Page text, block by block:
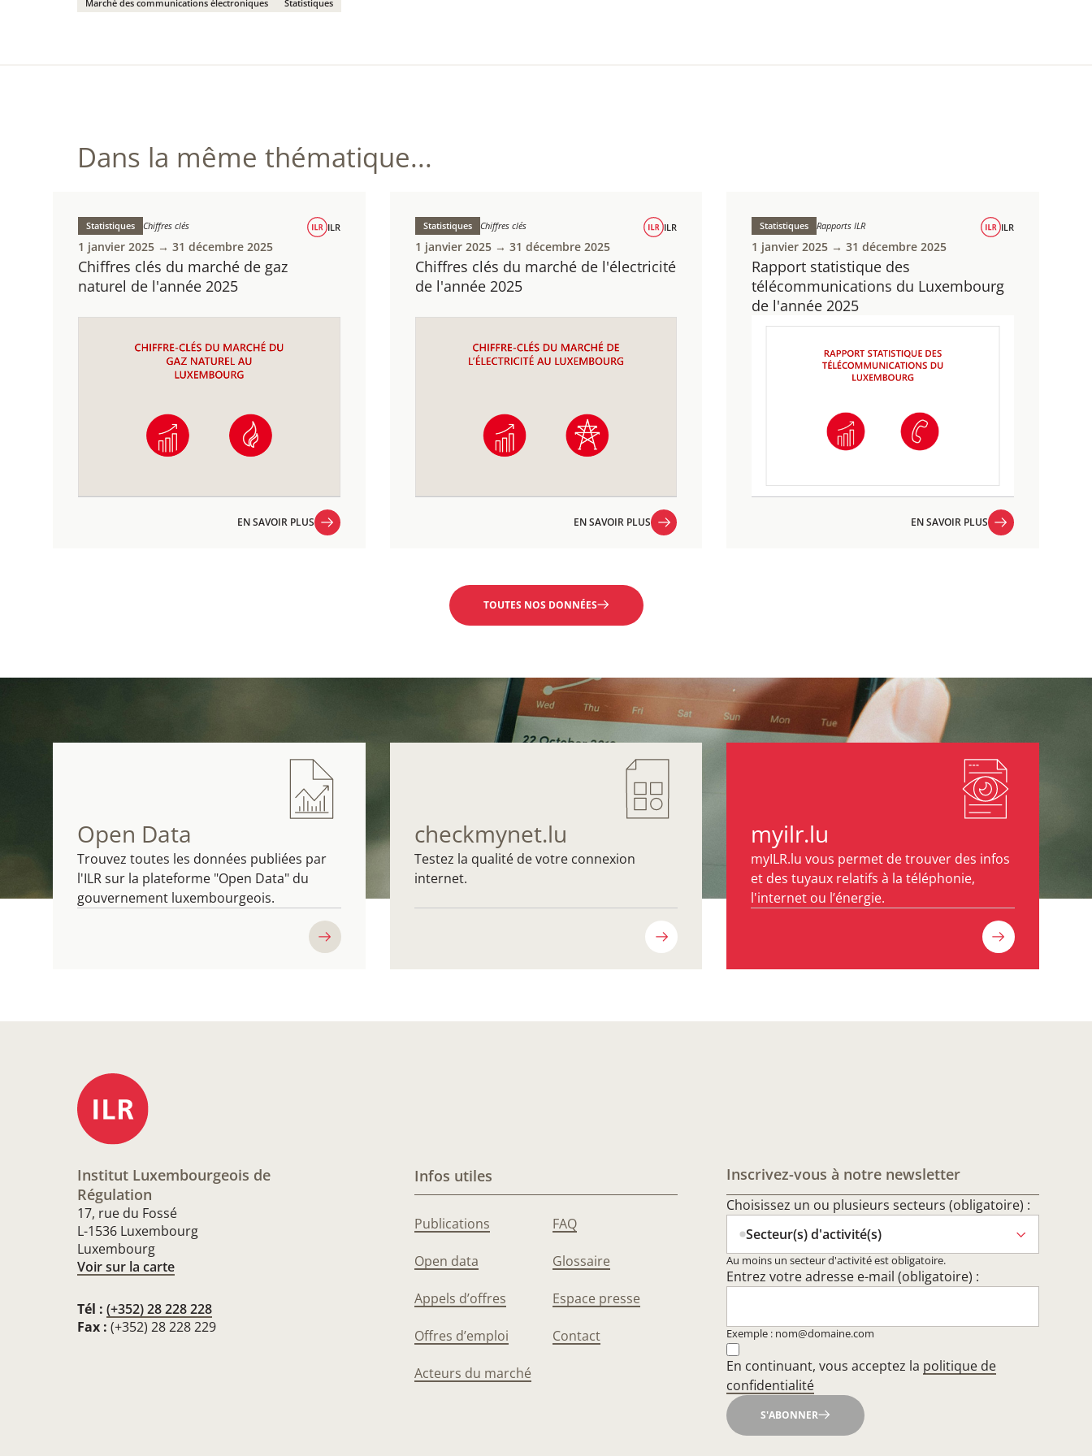
Marché des communications électroniques Statistiques
Dans la même thématique...
Chiffres clés du marché de gaz
naturel de l'année 2025
Statistiques Chiffres clés ILR
1 janvier 2025 → 31 décembre 2025
EN SAVOIR PLUS
Chiffres clés du marché de l'électricité
de l'année 2025
Statistiques Chiffres clés ILR
1 janvier 2025 → 31 décembre 2025
EN SAVOIR PLUS
Rapport statistique des
télécommunications du Luxembourg
de l'année 2025
Statistiques Rapports ILR ILR
1 janvier 2025 → 31 décembre 2025
EN SAVOIR PLUS
TOUTES NOS DONNÉES
Open Data
Trouvez toutes les données publiées par
l'ILR sur la plateforme "Open Data" du
gouvernement luxembourgeois.
checkmynet.lu
Testez la qualité de votre connexion
internet.
myilr.lu
myILR.lu vous permet de trouver des infos
et des tuyaux relatifs à la téléphonie,
l'internet ou l’énergie.
Institut Luxembourgeois de
Régulation
17, rue du Fossé
L-1536 Luxembourg
Luxembourg
Voir sur la carte
Tél : (+352) 28 228 228
Fax : (+352) 28 228 229
Infos utiles
Publications
Open data
Appels d’offres
Offres d’emploi
Acteurs du marché
FAQ
Glossaire
Espace presse
Contact
Inscrivez-vous à notre newsletter
Choisissez un ou plusieurs secteurs (obligatoire) :
Secteur(s) d'activité(s)
Au moins un secteur d'activité est obligatoire.
Entrez votre adresse e-mail (obligatoire) :
Exemple : nom@domaine.com
En continuant, vous acceptez la politique de
confidentialité
S'ABONNER